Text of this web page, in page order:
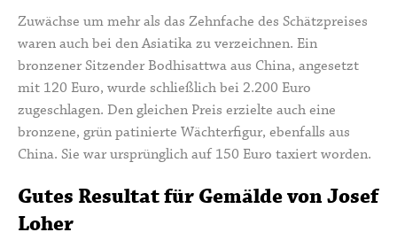
Zuwächse um mehr als das Zehnfache des Schätzpreises
waren auch bei den Asiatika zu verzeichnen. Ein
bronzener Sitzender Bodhisattwa aus China, angesetzt
mit 120 Euro, wurde schließlich bei 2.200 Euro
zugeschlagen. Den gleichen Preis erzielte auch eine
bronzene, grün patinierte Wächterfigur, ebenfalls aus
China. Sie war ursprünglich auf 150 Euro taxiert worden.
Gutes Resultat für Gemälde von Josef
Loher